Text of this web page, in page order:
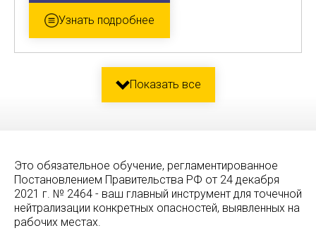
Узнать подробнее
Показать все
Это обязательное обучение, регламентированное
Постановлением Правительства РФ от 24 декабря
2021 г. № 2464 - ваш главный инструмент для точечной
нейтрализации конкретных опасностей, выявленных на
рабочих местах.